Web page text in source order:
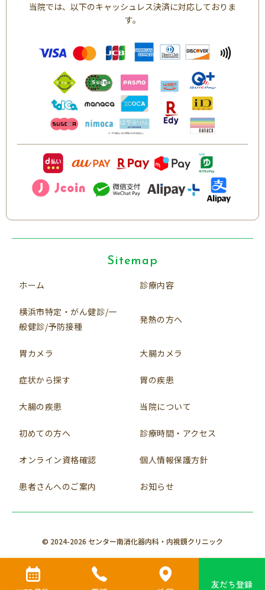
当院では、以下のキャッシュレス決済に対応しておりま
す。
友だち登録
Sitemap
ホーム
診療内容
横浜市特定・がん健診/一
般健診/予防接種
発熱の方へ
胃カメラ 大腸カメラ
症状から探す 胃の疾患
大腸の疾患 当院について
初めての方へ 診療時間・アクセス
オンライン資格確認 個人情報保護方針
患者さんへのご案内 お知らせ
© 2024-2026 センター南消化器内科・内視鏡クリニック